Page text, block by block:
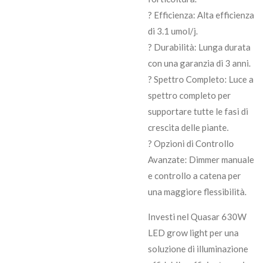
? Efficienza: Alta efficienza
di 3.1 umol/j.
? Durabilità: Lunga durata
con una garanzia di 3 anni.
? Spettro Completo: Luce a
spettro completo per
supportare tutte le fasi di
crescita delle piante.
? Opzioni di Controllo
Avanzate: Dimmer manuale
e controllo a catena per
una maggiore flessibilità.
Investi nel Quasar 630W
LED grow light per una
soluzione di illuminazione